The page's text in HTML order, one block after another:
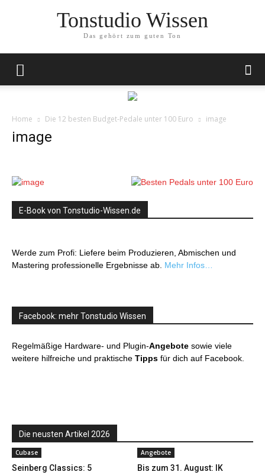
Tonstudio Wissen
Das gehört zum guten Ton
Home Die 12 besten Budget-Pedale unter 100 Euro image
image
E-Book von Tonstudio-Wissen.de
Werde zum Profi: Liefere beim Produzieren, Abmischen und
Mastering professionelle Ergebnisse ab. Mehr Infos…
Facebook: mehr Tonstudio Wissen
Regelmäßige Hardware- und Plugin-Angebote sowie viele
weitere hilfreiche und praktische Tipps für dich auf Facebook.
Die neusten Artikel 2026
Cubase
Seinberg Classics: 5
Angebote
Bis zum 31. August: IK